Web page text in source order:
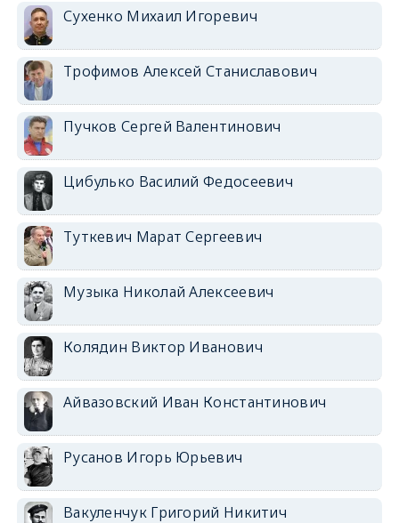
Сухенко Михаил Игоревич
Трофимов Алексей Станиславович
Пучков Сергей Валентинович
Цибулько Василий Федосеевич
Туткевич Марат Сергеевич
Музыка Николай Алексеевич
Колядин Виктор Иванович
Айвазовский Иван Константинович
Русанов Игорь Юрьевич
Вакуленчук Григорий Никитич